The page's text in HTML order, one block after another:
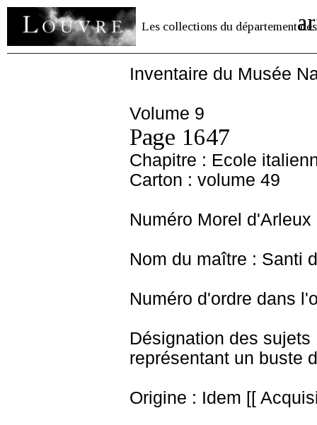
Les collections du département des
Inventaire du Musée
Volume 9
Page 1647
Chapitre : Ecole
Carton : volume 49
Numéro Morel
Nom du maître : Santi
Numéro d'ordre dans
Désignation des
représentant un buste
Origine : Idem [[